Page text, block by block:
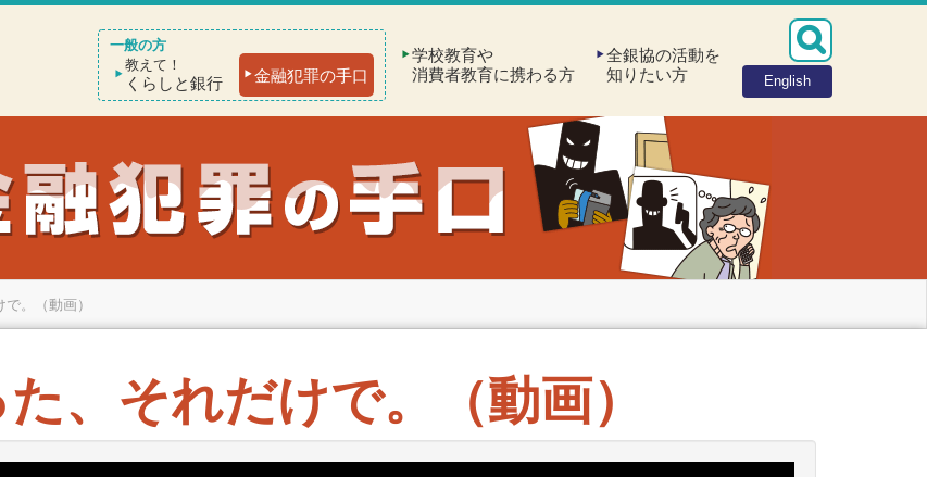
English
教えて！
くらしと銀行 金融犯罪の手口
学校教育や
消費者教育に携わる方
全銀協の活動を
知りたい方
。（動画）
、それだけで。（動画）